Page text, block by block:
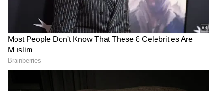
Related Articles
RECOMMENDED STORIES